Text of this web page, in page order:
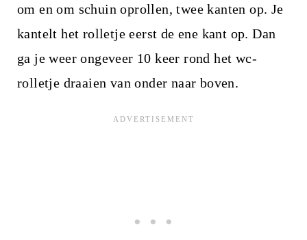
om en om schuin oprollen, twee kanten op. Je
kantelt het rolletje eerst de ene kant op. Dan
ga je weer ongeveer 10 keer rond het wc-
rolletje draaien van onder naar boven.